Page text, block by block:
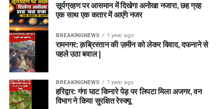
सूर्यग्रहण पर आसमान में दिखेगा अनोखा नजारा, छह ग्रह
एक साथ एक कतार में आएंगे नजर
BREAKINGNEWS 1 year ago
रामनगर: क़ब्रिस्तान की ज़मीन को लेकर विवाद, दफनाने से
पहले उठा बवाल |
BREAKINGNEWS 1 year ago
हरिद्वार: गंगा घाट किनारे पेड़ पर लिपटा मिला अजगर, वन
विभाग ने किया सुरक्षित रेस्क्यू